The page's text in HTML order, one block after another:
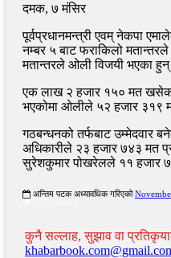
दमक, ७ मंसिर
पूर्वप्रधानमन्त्री एवम् नेकपा
नम्बर ५ बाट फराकिलो
मतान्तरले ओली विजयी भएका हुन्
एक लाख २ हजार १५० मत
भएकोमा ओलीले ५२ हजार ३१९
गठबन्धनको तर्फबाट उम्मेदवार
अधिकारीले २३ हजार ७४३ मत
सुरेशकुमार पोखरेलले ११ हजार
अन्तिम पटक अध्यावधिक गरिएको
कुनै सल्लाह, सुझाव वा